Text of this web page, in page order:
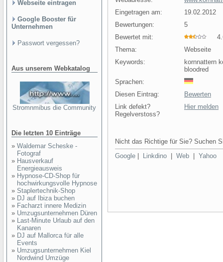
Webseite eintragen
Google Booster für
Unternehmen
Passwort vergessen?
Aus unserem Webkatalog
Stromnmibus die Community
Die letzten 10 Einträge
» Waldemar Scheske -
Fotograf
» Hausverkauf
Energieausweis
» Hypnose-CD-Shop für
hochwirkungsvolle Hypnose
» Staplertechnik-Shop
» DJ auf Ibiza buchen
» Facharzt innere Medizin
» Umzugsunternehmen Düren
» Last-Minute Urlaub auf den
Kanaren
» DJ auf Mallorca für alle
Events
» Umzugsunternehmen Kiel
Nordwind Umzüge
Eingetragen am:
19.02.2012
Bewertungen:
5
Bewertet mit:
Thema:
Webseite
Keywords:
kornnattern
bloodred
Sprachen:
Diesen Eintrag:
Bewerten
Link defekt?
Regelverstoss?
Hier melden
Nicht das Richtige für Sie? Suchen
Google
Linkdino Web Yahoo